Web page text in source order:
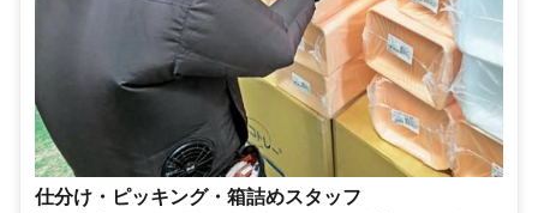
仕分け・ピッキング・箱詰めスタッフ